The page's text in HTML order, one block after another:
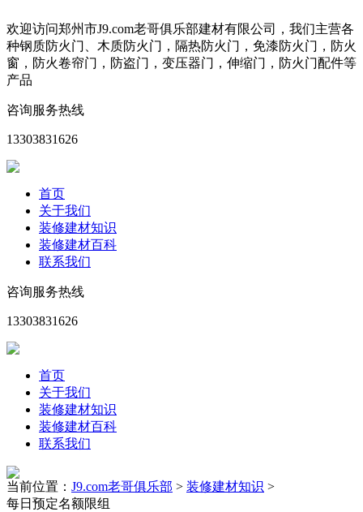
欢迎访问郑州市J9.com老哥俱乐部建材有限公司，我们主营各
种钢质防火门、木质防火门，隔热防火门，免漆防火门，防火
窗，防火卷帘门，防盗门，变压器门，伸缩门，防火门配件等
产品
咨询服务热线
13303831626
首页
关于我们
装修建材知识
装修建材百科
联系我们
咨询服务热线
13303831626
首页
关于我们
装修建材知识
装修建材百科
联系我们
当前位置： J9.com老哥俱乐部 > 装修建材知识 >
每日预定名额限组